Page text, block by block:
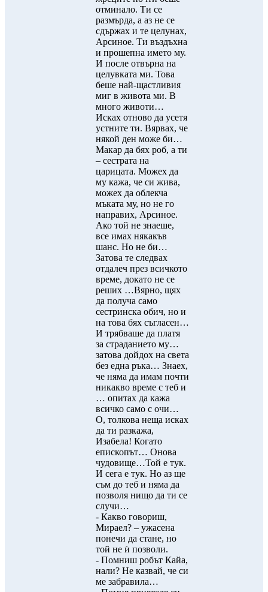
отминало. Ти се
размърда, а аз не се
сдържах и те целунах,
Арсиное. Ти въздъхна
и прошепна името му.
И после отвърна на
целувката ми. Това
беше най-щастливия
миг в живота ми. В
много животи…
Исках отново да усетя
устните ти. Вярвах, че
някой ден може би…
Макар да бях роб, а ти
– сестрата на
царицата. Можех да
му кажа, че си жива,
можех да облекча
мъката му, но не го
направих, Арсиное.
Ако той не знаеше,
все имах някакъв
шанс. Но не би…
Затова те следвах
отдалеч през всичкото
време, докато не се
реших …Вярно, щях
да получа само
сестринска обич, но и
на това бях съгласен…
И трябваше да платя
за страданието му…
затова дойдох на света
без една ръка… Знаех,
че няма да имам почти
никакво време с теб и
… опитах да кажа
всичко само с очи…
О, толкова неща исках
да ти разкажа,
Изабела! Когато
епископът… Онова
чудовище…Той е тук.
И сега е тук. Но аз ще
съм до теб и няма да
позволя нищо да ти се
случи…
- Какво говориш,
Мираел? – ужасена
понечи да стане, но
той не ѝ позволи.
- Помниш робът Кайа,
нали? Не казвай, че си
ме забравила…